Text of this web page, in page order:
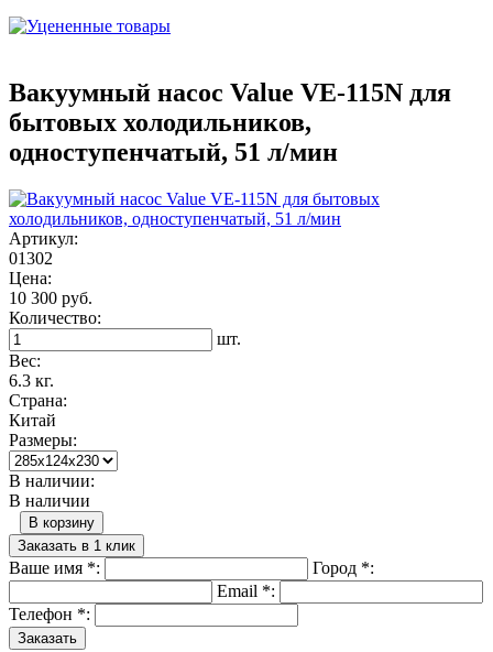
Вакуумный насос Value VE-115N для
бытовых холодильников,
одноступенчатый, 51 л/мин
Артикул:
01302
Цена:
10 300 руб.
Количество:
шт.
Вес:
6.3 кг.
Страна:
Китай
Размеры:
В наличии:
В наличии
В корзину
Заказать в 1 клик
Ваше имя *: Город *:
Email *:
Телефон *: